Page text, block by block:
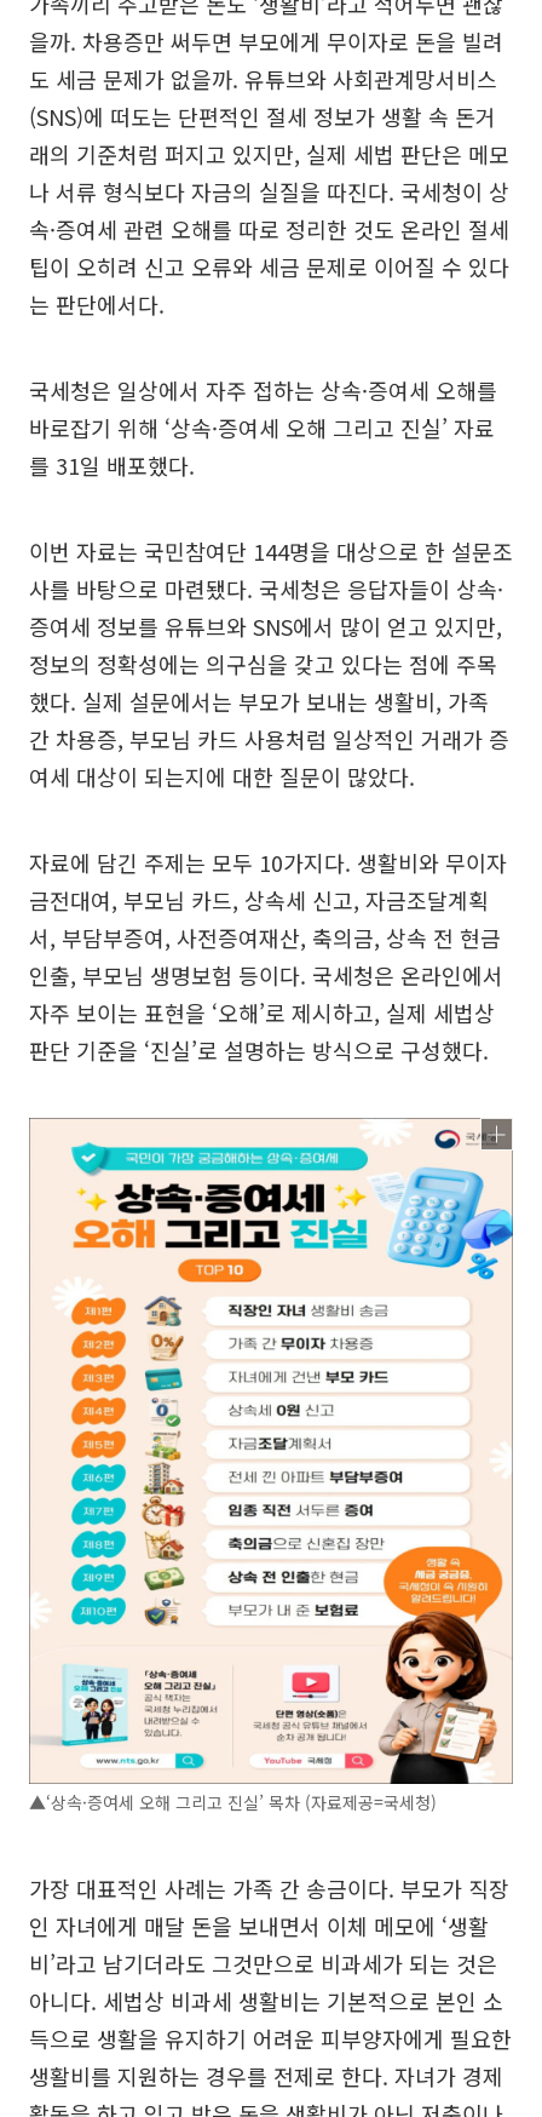
을까. 차용증만 써두면 부모에게 무이자로 돈을 빌려
도 세금 문제가 없을까. 유튜브와 사회관계망서비스
(SNS)에 떠도는 단편적인 절세 정보가 생활 속 돈거
래의 기준처럼 퍼지고 있지만, 실제 세법 판단은 메모
나 서류 형식보다 자금의 실질을 따진다. 국세청이 상
속·증여세 관련 오해를 따로 정리한 것도 온라인 절세
팁이 오히려 신고 오류와 세금 문제로 이어질 수 있다
는 판단에서다.
국세청은 일상에서 자주 접하는 상속·증여세 오해를
바로잡기 위해 ‘상속·증여세 오해 그리고 진실’ 자료
를 31일 배포했다.
이번 자료는 국민참여단 144명을 대상으로 한 설문조
사를 바탕으로 마련됐다. 국세청은 응답자들이 상속·
증여세 정보를 유튜브와 SNS에서 많이 얻고 있지만,
정보의 정확성에는 의구심을 갖고 있다는 점에 주목
했다. 실제 설문에서는 부모가 보내는 생활비, 가족
간 차용증, 부모님 카드 사용처럼 일상적인 거래가 증
여세 대상이 되는지에 대한 질문이 많았다.
자료에 담긴 주제는 모두 10가지다. 생활비와 무이자
금전대여, 부모님 카드, 상속세 신고, 자금조달계획
서, 부담부증여, 사전증여재산, 축의금, 상속 전 현금
인출, 부모님 생명보험 등이다. 국세청은 온라인에서
자주 보이는 표현을 ‘오해’로 제시하고, 실제 세법상
판단 기준을 ‘진실’로 설명하는 방식으로 구성했다.
▲‘상속·증여세 오해 그리고 진실’ 목차 (자료제공=국세청)
가장 대표적인 사례는 가족 간 송금이다. 부모가 직장
인 자녀에게 매달 돈을 보내면서 이체 메모에 ‘생활
비’라고 남기더라도 그것만으로 비과세가 되는 것은
아니다. 세법상 비과세 생활비는 기본적으로 본인 소
득으로 생활을 유지하기 어려운 피부양자에게 필요한
생활비를 지원하는 경우를 전제로 한다. 자녀가 경제